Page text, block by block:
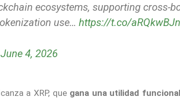
ecosystems, supporting cross-
use… https://t.co/
June 4, 2026
a XRP, que gana una utilidad